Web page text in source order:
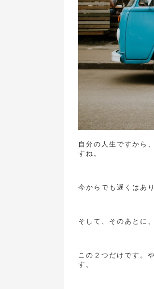
自分の人生ですから
すね。
今からでも遅くはあ
そして、そのあとに
この２つだけです。
す。